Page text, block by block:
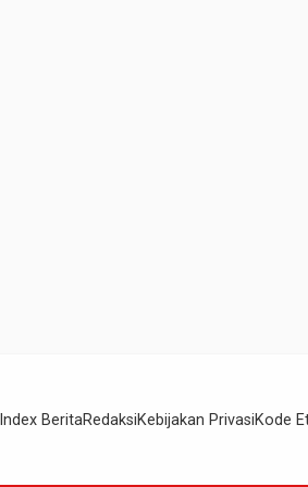
Index BeritaRedaksiKebijakan PrivasiKode